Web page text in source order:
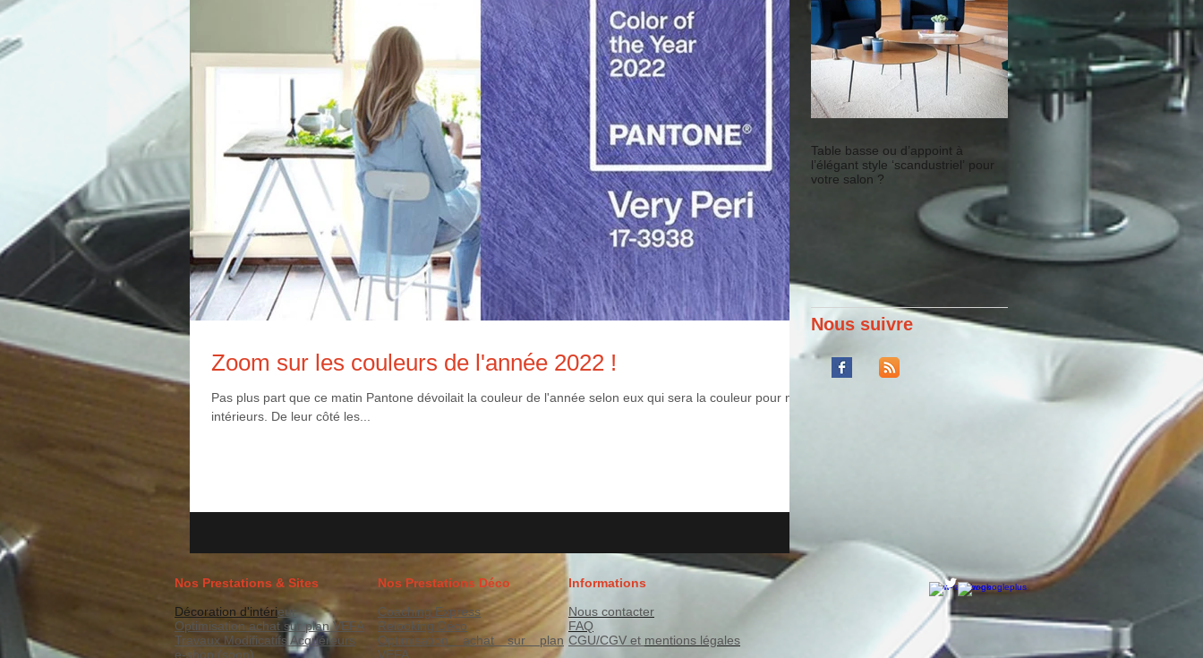
Zoom sur les couleurs de l'année 2022 !
Pas plus part que ce matin Pantone dévoilait la couleur de l'année selon eux qui sera la couleur pour nos
intérieurs. De leur côté les...
Table basse ou d’appoint à
l’élégant style ‘scandustriel’ pour
votre salon ?
Nous suivre
Nos Prestations & Sites
Décoration d'intérieur
Optimisation achat sur plan VEFA
Travaux Modificatifs Acquéreurs
e-shop (soon)
Nos Prestations Déco
Coaching Express
Relooking Déco
Optimisation achat sur plan
VEFA
Informations
Nous contacter
FAQ
CGU/CGV et mentions légales